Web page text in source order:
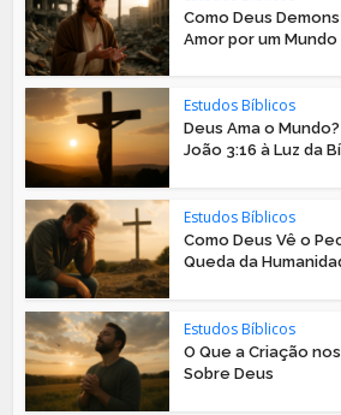
Como Deus
Amor por um Mundo
Estudos Bíblicos
Deus Ama o
João 3:16 à Luz da
Estudos Bíblicos
Como Deus Vê o
Queda da
Estudos Bíblicos
O Que a Criação
Sobre Deus